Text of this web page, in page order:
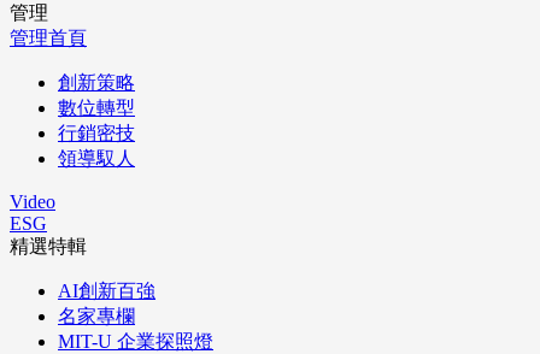
管理
管理首頁
創新策略
數位轉型
行銷密技
領導馭人
Video
ESG
精選特輯
AI創新百強
名家專欄
MIT-U 企業探照燈